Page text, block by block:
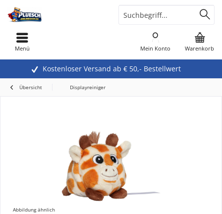
Kostenloser Versand ab € 50,- Bestellwert
Warenkorb
Mein Konto
Menü
Übersicht Displayreiniger
Abbildung ähnlich